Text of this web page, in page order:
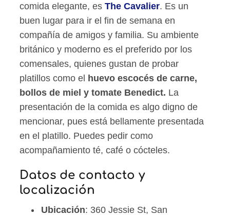
comida elegante, esThe Cavalier. Es un
buen lugar para ir el fin de semana en
compañía de amigos y familia. Su ambiente
británico y moderno es el preferido por los
comensales, quienes gustan de probar
platillos como el huevo escocés de carne,
bollos de miel y tomate Benedict. La
presentación de la comida es algo digno de
mencionar, pues está bellamente presentada
en el platillo. Puedes pedir como
acompañamiento té, café o cócteles.
Datos de contacto y
localización
Ubicación: 360 Jessie St, San